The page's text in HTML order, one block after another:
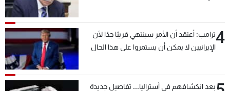
4ترامب: أعتقد أن الأمر سينتهي قريبًا جدًا لأن
الإيرانيين لا يمكن أن يستمروا على هذا الحال
بعد انكشافهم في أستراليا... تفاصيل جديدة